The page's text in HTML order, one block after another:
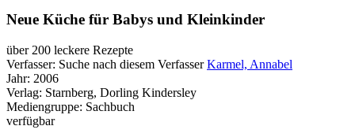
Neue Küche für Babys und Kleinkinder
über 200 leckere Rezepte
Verfasser: Suche nach diesem Verfasser Karmel, Annabel
Jahr: 2006
Verlag: Starnberg, Dorling Kindersley
Mediengruppe: Sachbuch
verfügbar